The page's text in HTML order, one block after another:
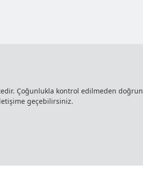
Çoğunlukla kontrol edilmeden doğrun
geçebilirsiniz.